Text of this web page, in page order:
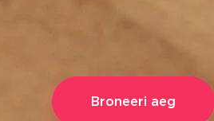
Broneeri aeg